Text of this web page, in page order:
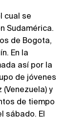
cual se
Sudamérica.
de Bogota,
En la
así por la
de jóvenes
y
de tiempo
sábado. El